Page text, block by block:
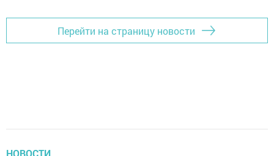
Перейти на страницу новости
НОВОСТИ